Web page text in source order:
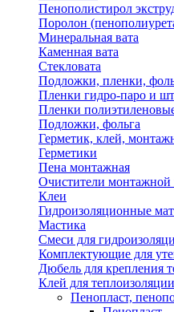
Пенополистирол
Поролон
Минеральная вата
Каменная вата
Стекловата
Подложки, пленки,
Пленки гидро-паро и
Пленки
Подложки, фольга
Герметик, клей,
Герметики
Пена монтажная
Очистители
Клеи
Гидроизоляционные
Мастика
Смеси для
Комплектующие для
Дюбель для крепления
Клей для теплоизоляции
Пенопласт,